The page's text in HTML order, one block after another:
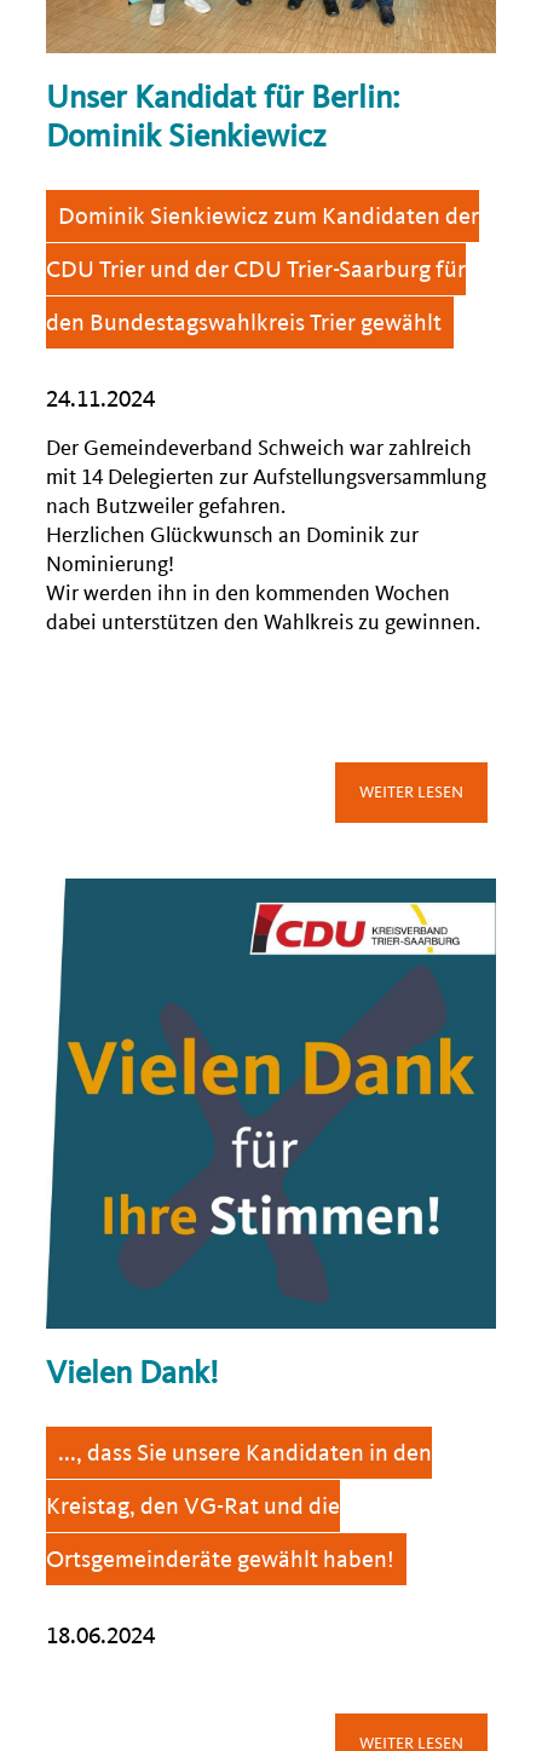
Unser Kandidat für Berlin:
Dominik Sienkiewicz
Dominik Sienkiewicz zum Kandidaten der
CDU Trier und der CDU Trier-Saarburg für
den Bundestagswahlkreis Trier gewählt
24.11.2024
Der Gemeindeverband Schweich war zahlreich
mit 14 Delegierten zur Aufstellungsversammlung
nach Butzweiler gefahren.
Herzlichen Glückwunsch an Dominik zur
Nominierung!
Wir werden ihn in den kommenden Wochen
dabei unterstützen den Wahlkreis zu gewinnen.
WEITER LESEN
Vielen Dank!
..., dass Sie unsere Kandidaten in den
Kreistag, den VG-Rat und die
Ortsgemeinderäte gewählt haben!
18.06.2024
WEITER LESEN